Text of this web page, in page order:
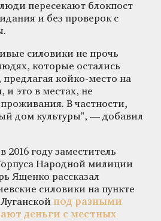
пересекают блокпост
и без проверок с
силовики не прочь
которые остались
койко-место на
и это в местах, не
В частности,
дом культуры", — добавил
году заместитель
Народной милиции
Ященко рассказал
силовики на пункте
под разными
деньги с местных